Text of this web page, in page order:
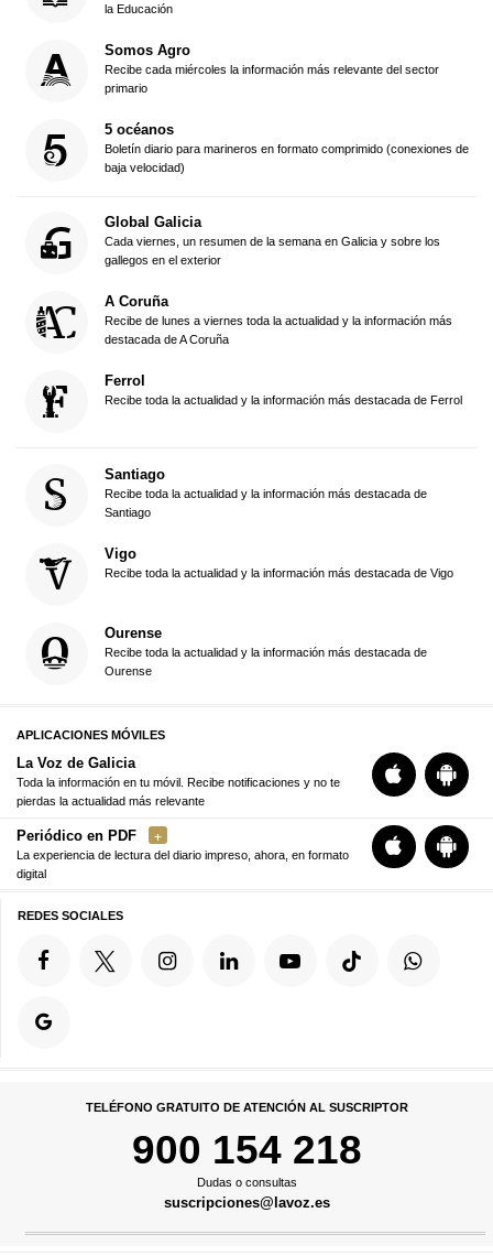
la Educación
Somos Agro
Recibe cada miércoles la información más relevante del sector
primario
5 océanos
Boletín diario para marineros en formato comprimido (conexiones de
baja velocidad)
Global Galicia
Cada viernes, un resumen de la semana en Galicia y sobre los
gallegos en el exterior
A Coruña
Recibe de lunes a viernes toda la actualidad y la información más
destacada de A Coruña
Ferrol
Recibe toda la actualidad y la información más destacada de Ferrol
Santiago
Recibe toda la actualidad y la información más destacada de
Santiago
Vigo
Recibe toda la actualidad y la información más destacada de Vigo
Ourense
Recibe toda la actualidad y la información más destacada de
Ourense
APLICACIONES MÓVILES
La Voz de Galicia
Toda la información en tu móvil. Recibe notificaciones y no te
pierdas la actualidad más relevante
Periódico en PDF
La experiencia de lectura del diario impreso, ahora, en formato
digital
REDES SOCIALES
TELÉFONO GRATUITO DE ATENCIÓN AL SUSCRIPTOR
900 154 218
Dudas o consultas
suscripciones@lavoz.es